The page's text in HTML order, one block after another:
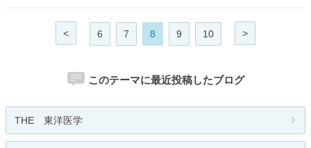
< 6 7 8 9 10 >
このテーマに最近投稿したブログ
THE 東洋医学